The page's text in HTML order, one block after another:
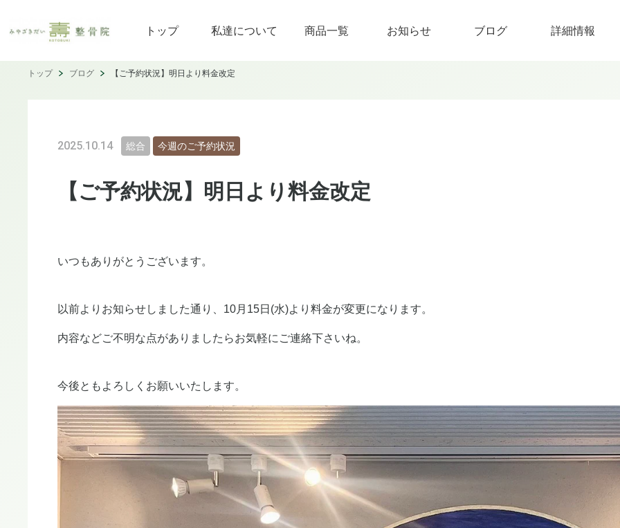
トップ 私達について 商品一覧 お知らせ ブログ 詳細情報
トップ ブログ 【ご予約状況】明日より料金改定
2025.10.14 総合 今週のご予約状況
【ご予約状況】明日より料金改定
いつもありがとうございます。
以前よりお知らせしました通り、10月15日(水)より料金が変更になります。
内容などご不明な点がありましたらお気軽にご連絡下さいね。
今後ともよろしくお願いいたします。